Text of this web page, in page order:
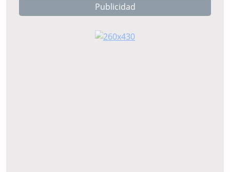
Publicidad